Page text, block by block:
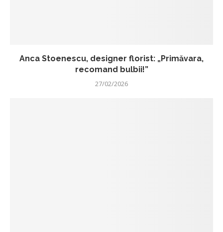
Anca Stoenescu, designer florist: „Primăvara,
recomand bulbii!”
27/02/2026